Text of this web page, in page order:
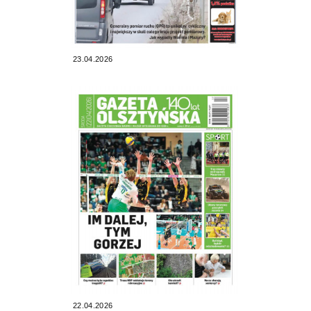
23.04.2026
22.04.2026